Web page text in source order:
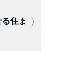
住ま